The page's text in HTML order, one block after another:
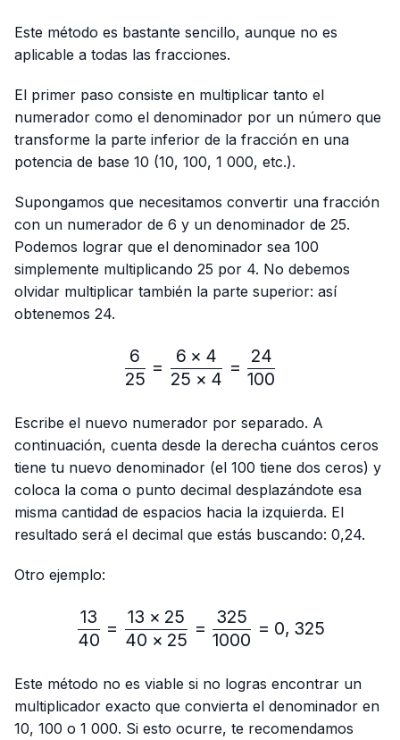
Este método es bastante sencillo, aunque no es
aplicable a todas las fracciones.
El primer paso consiste en multiplicar tanto el
numerador como el denominador por un número que
transforme la parte inferior de la fracción en una
potencia de base 10 (10, 100, 1 000, etc.).
Supongamos que necesitamos convertir una fracción
con un numerador de 6 y un denominador de 25.
Podemos lograr que el denominador sea 100
simplemente multiplicando 25 por 4. No debemos
olvidar multiplicar también la parte superior: así
obtenemos 24.
\frac{6}{25}=\frac{6 ×
25
6
=
25 × 4
6 × 4
=
100
24
Escribe el nuevo numerador por separado. A
continuación, cuenta desde la derecha cuántos ceros
tiene tu nuevo denominador (el 100 tiene dos ceros) y
coloca la coma o punto decimal desplazándote esa
misma cantidad de espacios hacia la izquierda. El
resultado será el decimal que estás buscando: 0,24.
Otro ejemplo:
\frac{13}{40}=\frac{13
40
13
=
40 × 25
13 × 25
=
1000
325
= 0, 325
Este método no es viable si no logras encontrar un
multiplicador exacto que convierta el denominador en
10, 100 o 1 000. Si esto ocurre, te recomendamos